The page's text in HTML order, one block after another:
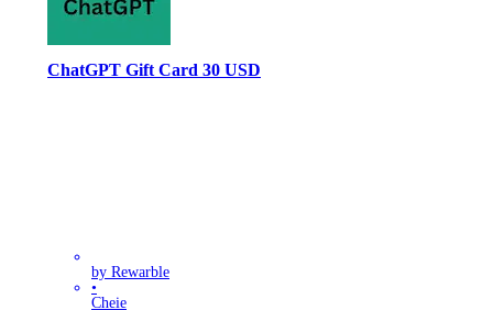
ChatGPT Gift Card 30 USD
by Rewarble
•
Cheie